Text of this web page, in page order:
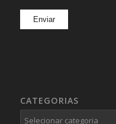
CATEGORIAS
Categorias